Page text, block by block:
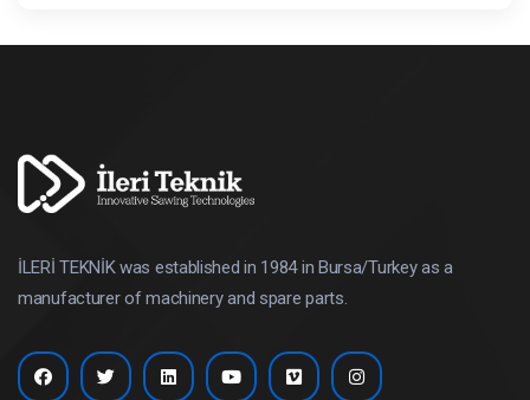
İLERİ TEKNİK was established in 1984 in Bursa/Turkey as a
manufacturer of machinery and spare parts.